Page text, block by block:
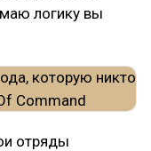
логику вы
отряды